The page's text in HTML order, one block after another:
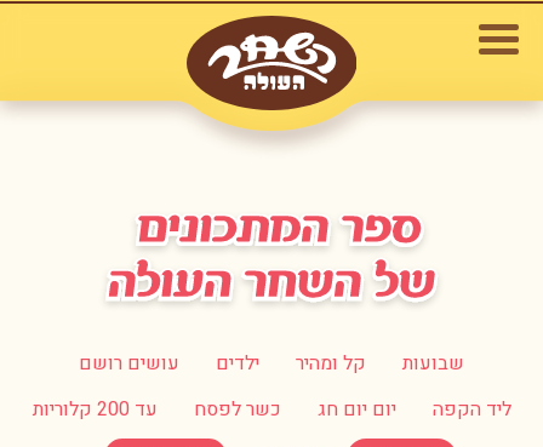
שבועות קל ומהיר ילדים
עושים רושם
ליד הקפה
יום יום חג כשר לפסח
עד 200 קלוריות